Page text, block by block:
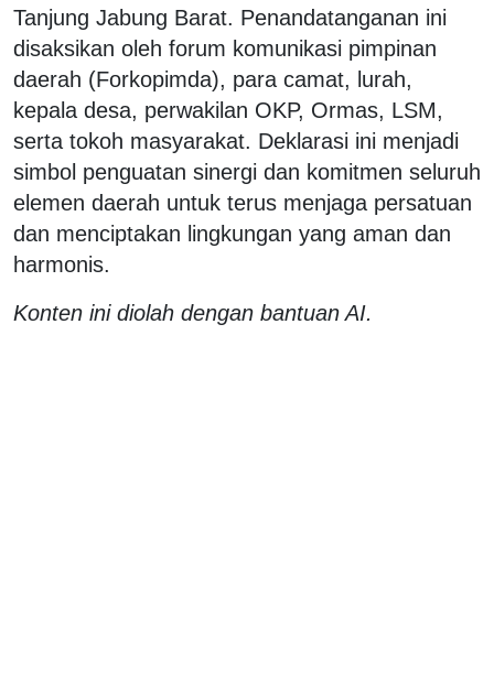
Tanjung Jabung Barat. Penandatanganan ini
disaksikan oleh forum komunikasi pimpinan
daerah (Forkopimda), para camat, lurah,
kepala desa, perwakilan OKP, Ormas, LSM,
serta tokoh masyarakat. Deklarasi ini menjadi
simbol penguatan sinergi dan komitmen seluruh
elemen daerah untuk terus menjaga persatuan
dan menciptakan lingkungan yang aman dan
harmonis.
Konten ini diolah dengan bantuan AI.